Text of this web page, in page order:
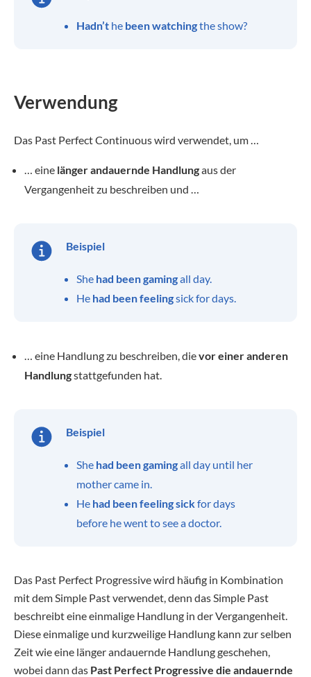
Hadn’t he been watchingthe show?
Verwendung
Das Past Perfect Continuous wird verwendet, um …
… eine länger andauernde Handlungaus der
Vergangenheit zu beschreiben und …
Beispiel
She had been gamingall day.
He had been feelingsick for days.
… eine Handlung zu beschreiben, dievor einer anderen
Handlungstattgefunden hat.
Beispiel
She had been gamingall day until her
mother came in.
He had been feeling sickfor days
before he went to see a doctor.
Das Past Perfect Progressive wird häufig in Kombination
mit dem Simple Past verwendet, denn das Simple Past
beschreibt eine einmalige Handlung in der Vergangenheit.
Diese einmalige und kurzweilige Handlung kann zur selben
Zeit wie eine länger andauernde Handlung geschehen,
wobei dann das Past Perfect Progressive die andauernde